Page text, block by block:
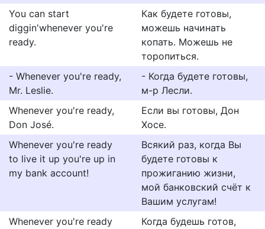
You can start
diggin'whenever you're
ready.
Как будете готовы,
можешь начинать
копать. Можешь не
торопиться.
- Whenever you're ready,
Mr. Leslie.
- Когда будете готовы,
м-р Лесли.
Whenever you're ready,
Don José.
Если вы готовы, Дон
Хосе.
Whenever you're ready
to live it up you're up in
my bank account!
Всякий раз, когда Вы
будете готовы к
прожиганию жизни,
мой банковский счёт к
Вашим услугам!
Whenever you're ready
Когда будешь готов,